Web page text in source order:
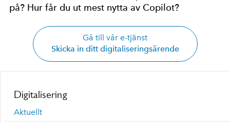
på? Hur får du ut mest nytta av Copilot?
Gå till vår e-tjänst
Skicka in ditt digitaliseringsärende
Digitalisering
Aktuellt